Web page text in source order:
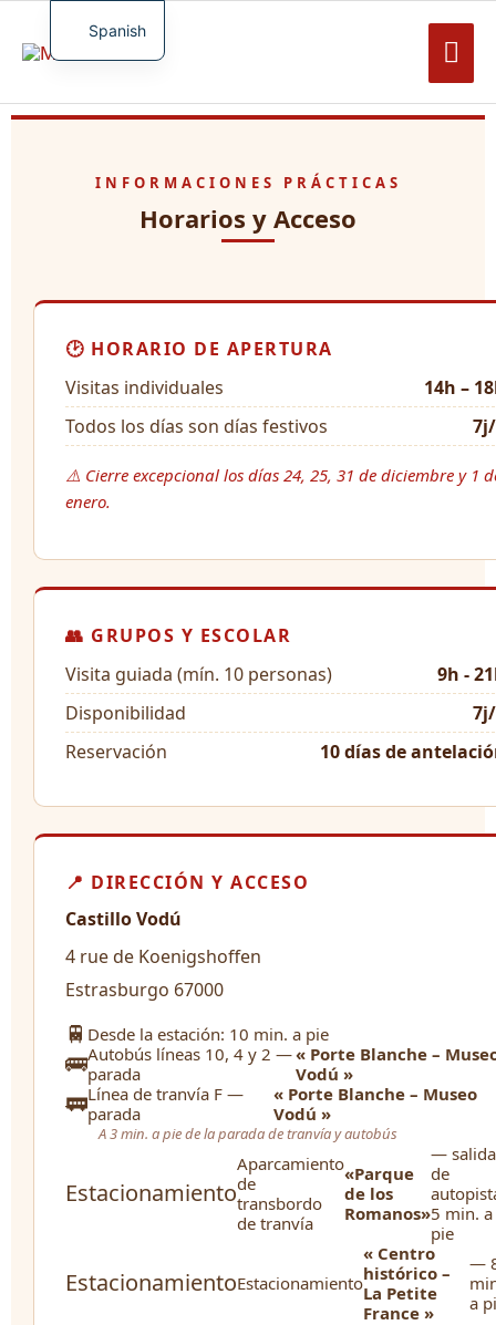
Saltar
contenido
INFORMACIONES PRÁCTICAS
Horarios y Acceso
🕑 HORARIO DE APERTURA
Visitas individuales
14h –
Todos los días son días festivos
⚠️ Cierre excepcional los días 24, 25, 31 de diciembre y 1
enero.
👥 GRUPOS Y ESCOLAR
Visita guiada (mín. 10 personas)
9h -
Disponibilidad
Reservación
10 días de
📍 DIRECCIÓN Y ACCESO
Castillo Vodú
4 rue de Koenigshoffen
Estrasburgo 67000
🚆 Desde la estación: 10 min. a pie
🚌Autobús líneas 10, 4 y 2 —
parada
« Porte Blanche –
Vodú »
🚃Línea de tranvía F —
parada
« Porte Blanche – Museo
Vodú »
A 3 min. a pie de la parada de tranvía y autobús
Estacionamiento
Aparcamiento
de
transbordo
de tranvía
«Parque
de los
Romanos»
— salida
de
5 min. a
pie
EstacionamientoEstacionamiento
« Centro
histórico –
La Petite
France »
—
a
Spanish
French
English
Turkish